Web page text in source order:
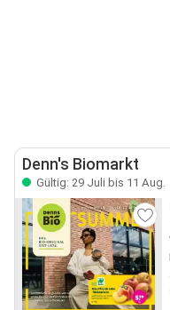
Denn's Biomarkt
Gültig: 29 Juli bis 11 Aug.